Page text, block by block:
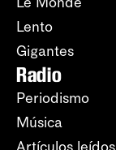
Lento
Gigantes
Radio
Periodismo
Música